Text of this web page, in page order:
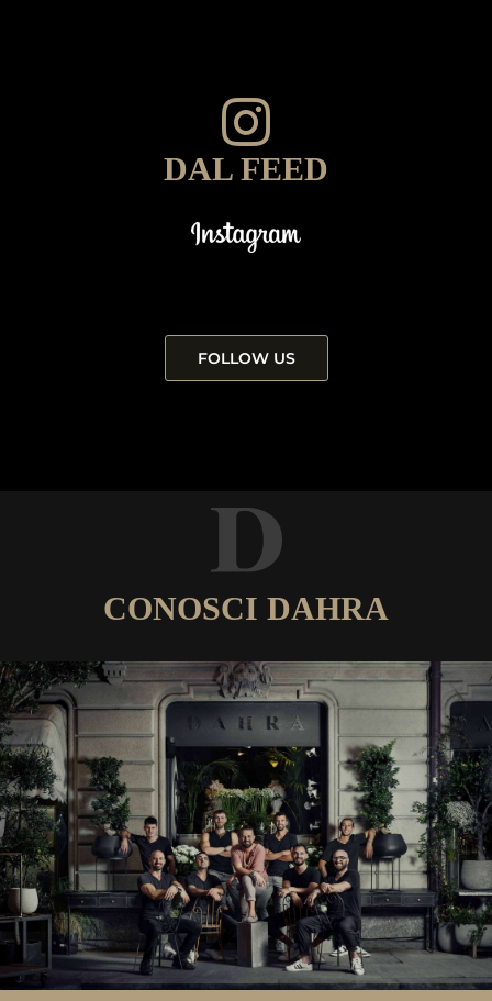
DAL FEED
FOLLOW US
CONOSCI DAHRA